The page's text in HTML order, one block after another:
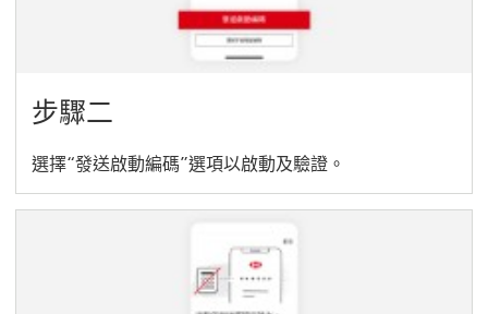
步驟二
選擇“發送啟動編碼”選項以啟動及驗證。